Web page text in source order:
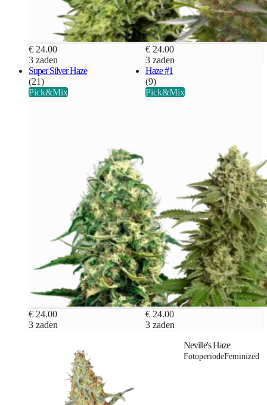
€ 24.00
3 zaden
€ 24.00
3 zaden
Super Silver Haze
(21)
Pick&Mix
€ 24.00
3 zaden
Haze #1
(9)
Pick&Mix
€ 24.00
3 zaden
Neville's Haze
FotoperiodeFeminized